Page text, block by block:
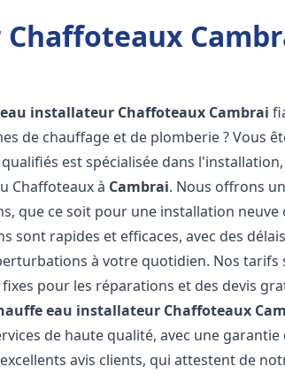
installateur Chaffoteaux Cambrai
de chauffage et de plomberie ? Vous
est spécialisée dans
Chaffoteaux à Cambrai. Nous offrons
que ce soit pour une installation
sont rapides et efficaces, avec des
à votre quotidien. Nos
pour les réparations et des devis
eau installateur Chaffoteaux
de haute qualité, avec une garantie
avis clients, qui attestent de